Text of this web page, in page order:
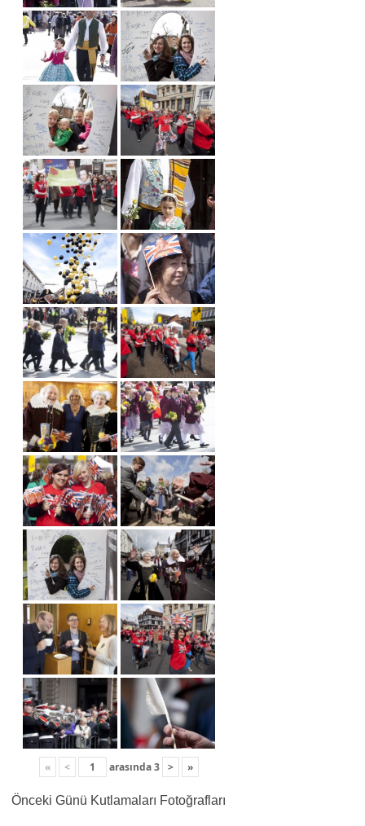
« < arasında3 > »
Önceki Günü Kutlamaları Fotoğrafları